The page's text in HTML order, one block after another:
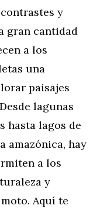
y
gran cantidad
a los
una
paisajes
lagunas
hasta lagos de
amazónica, hay
a los
y
Aquí te